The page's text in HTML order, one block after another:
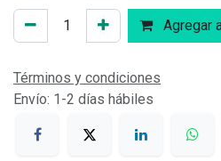
Agregar
Términos y condiciones
Envío: 1-2 días hábiles